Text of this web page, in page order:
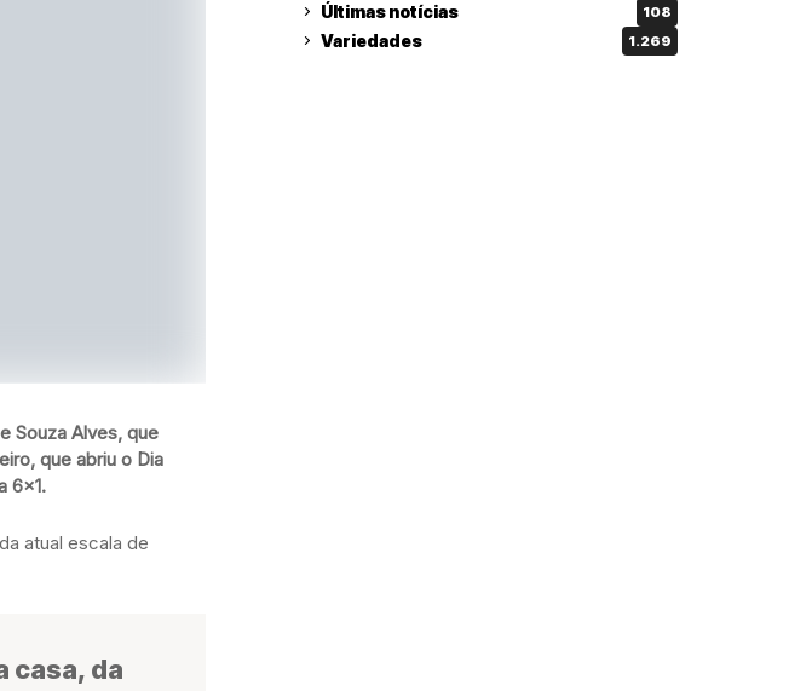
Souza Alves, que
que abriu o Dia
6×1.
atual escala de
casa, da
Últimas notícias 108
Variedades 1.269